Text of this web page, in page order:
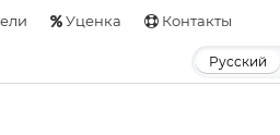
Уценка Контакты
Русский